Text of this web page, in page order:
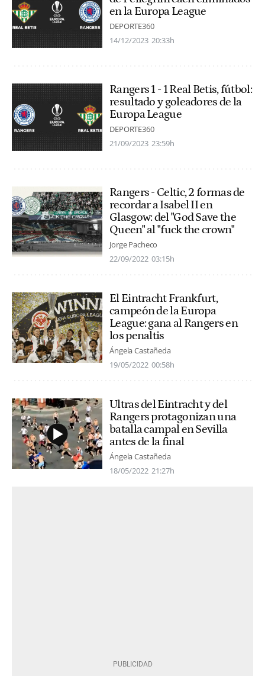
en la Europa League
DEPORTE360
14/12/2023 20:33h
Rangers 1 - 1 Real Betis, fútbol:
resultado y goleadores de la
Europa League
DEPORTE360
21/09/2023 23:59h
Rangers - Celtic, 2 formas de
recordar a Isabel II en
Glasgow: del "God Save the
Queen" al "fuck the crown"
Jorge Pacheco
22/09/2022 03:15h
El Eintracht Frankfurt,
campeón de la Europa
League: gana al Rangers en
los penaltis
Ángela Castañeda
19/05/2022 00:58h
Ultras del Eintracht y del
Rangers protagonizan una
batalla campal en Sevilla
antes de la final
Ángela Castañeda
18/05/2022 21:27h